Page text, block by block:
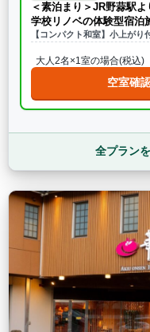
＜素泊まり＞JR野蒜駅
学校リノベの体験型宿泊
【コンパクト和室】小上がり
大人2名×1室の場合(税込)
空室確
全プラン